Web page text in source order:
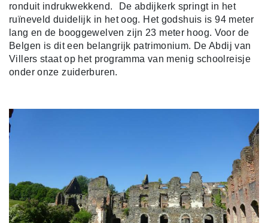
ronduit indrukwekkend. De abdijkerk springt in het
ruïneveld duidelijk in het oog. Het godshuis is 94 meter
lang en de booggewelven zijn 23 meter hoog. Voor de
Belgen is dit een belangrijk patrimonium. De Abdij van
Villers staat op het programma van menig schoolreisje
onder onze zuiderburen.